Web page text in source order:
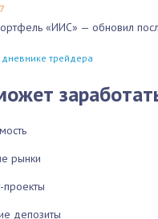
«ИИС» — обновил
трейдера
рынки
проекты
депозиты